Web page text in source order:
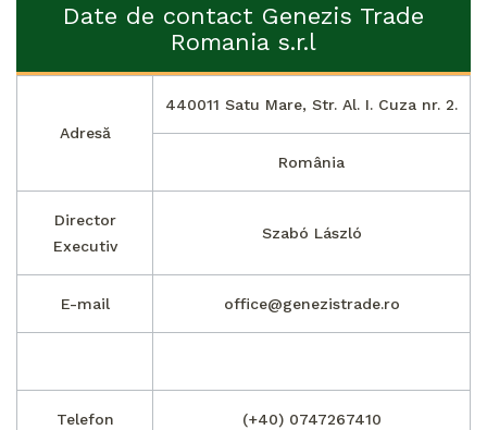
Date de contact Genezis Trade
Romania s.r.l
Adresă
440011 Satu Mare, Str. Al. I. Cuza nr. 2.
România
Director
Executiv
Szabó László
E-mail office@genezistrade.ro
Telefon (+40) 0747267410